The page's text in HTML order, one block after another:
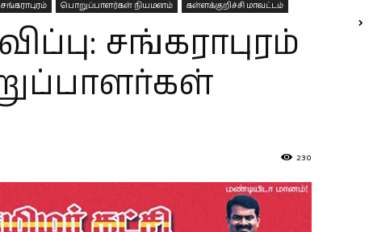
சங்கராபுரம் பொறுப்பாளர்கள் நியமனம் கள்ளக்குறிச்சி மாவட்டம்
சங்கராபுரம்
230